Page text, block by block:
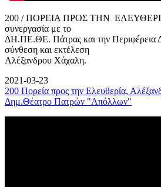
200 / ΠΟΡΕΙΑ ΠΡΟΣ ΤΗΝ
συνεργασία με το
ΔΗ.ΠΕ.ΘΕ. Πάτρας και την Περιφέρεια
σύνθεση και εκτέλεση
Αλέξανδρου Χάχαλη.
2021-03-23
200 Πορεία προς την Ελευθερία,
Δημ.Θέατρο Πατρών "Απόλλων"